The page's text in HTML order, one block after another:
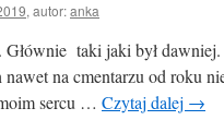
, autor:anka
taki jaki był
nawet na cmentarzu od roku
sercu … Czytaj dalej →